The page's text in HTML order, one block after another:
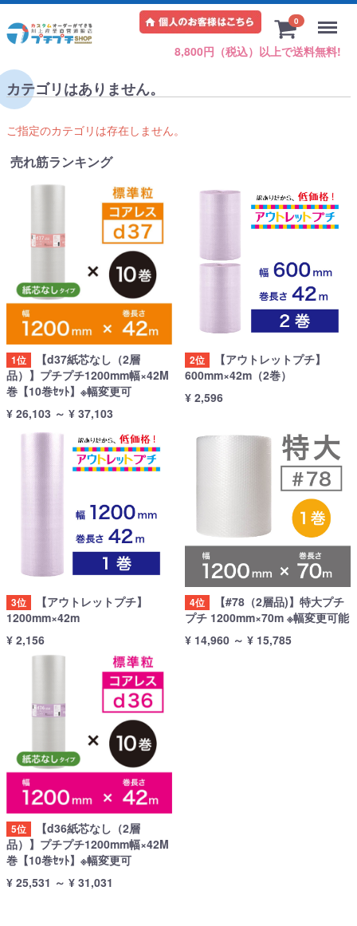
0
8,800円（税込）以上で送料無料!
Menu
カテゴリはありません。
ご指定のカテゴリは存在しません。
売れ筋ランキング
1位
【d37紙芯なし（2層
品）】プチプチ1200mm幅×42M
巻【10巻ｾｯﾄ】※幅変更可
¥ 26,103 ～ ¥ 37,103
2位
【アウトレットプチ】
600mm×42m（2巻）
¥ 2,596
3位
【アウトレットプチ】
1200mm×42m
¥ 2,156
4位
【#78（2層品)】特大プチ
プチ 1200mm×70m ※幅変更可能
¥ 14,960 ～ ¥ 15,785
5位
【d36紙芯なし（2層
品）】プチプチ1200mm幅×42M
巻【10巻ｾｯﾄ】※幅変更可
¥ 25,531 ～ ¥ 31,031